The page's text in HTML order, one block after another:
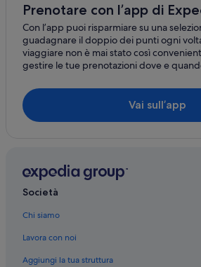
Prenotare con l’app di
Con l’app puoi risparmiare su una
guadagnare il doppio dei punti ogni
viaggiare non è mai stato così
gestire le tue prenotazioni dove e
Vai sull’app
Società
Chi siamo
Lavora con noi
Aggiungi la tua struttura